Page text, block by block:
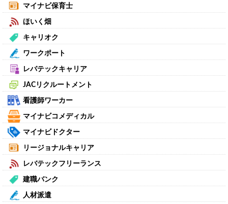
マイナビ保育士
ほいく畑
キャリオク
ワークポート
レバテックキャリア
JACリクルートメント
看護師ワーカー
マイナビコメディカル
マイナビドクター
リージョナルキャリア
レバテックフリーランス
建職バンク
人材派遣